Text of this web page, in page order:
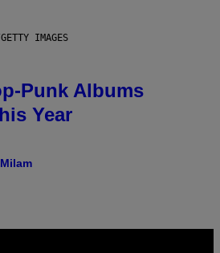
IMAGES
Punk Albums
Year